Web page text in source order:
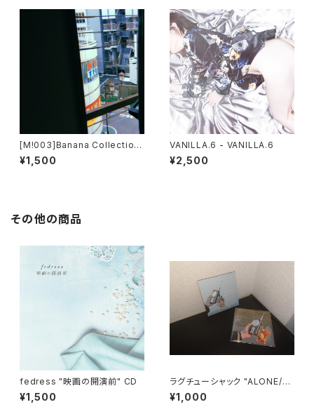
[M!003]Banana Collection
- Passing Busses
¥1,500
VANILLA.6 - VANILLA.6
¥2,500
その他の商品
fedress "映画の開演前" CD
¥1,500
ラグチューシャック "ALONE/T
OGETHER"
¥1,000